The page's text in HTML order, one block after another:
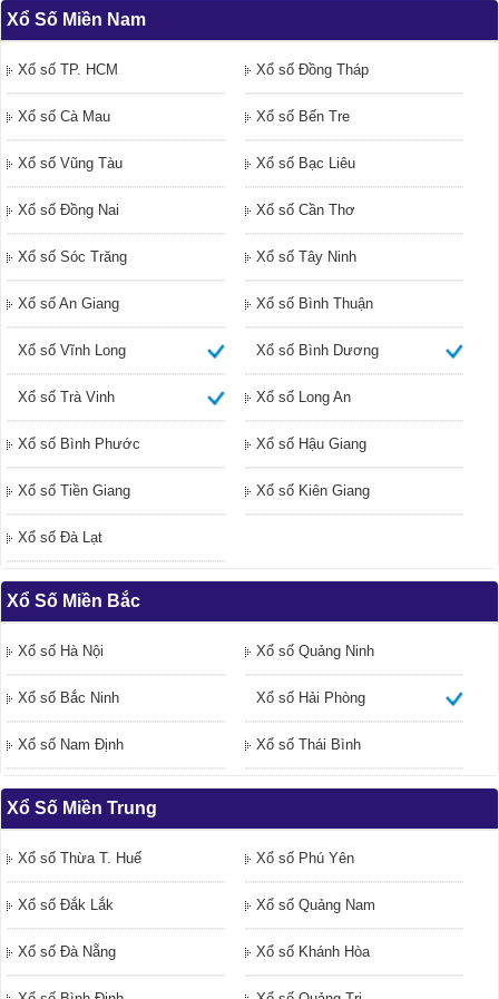
Xổ Số Miền Nam
Xổ số TP. HCM Xổ số Đồng Tháp
Xổ số Cà Mau Xổ số Bến Tre
Xổ số Vũng Tàu Xổ số Bạc Liêu
Xổ số Đồng Nai Xổ số Cần Thơ
Xổ số Sóc Trăng Xổ số Tây Ninh
Xổ số An Giang Xổ số Bình Thuận
Xổ số Vĩnh Long Xổ số Bình Dương
Xổ số Trà Vinh Xổ số Long An
Xổ số Bình Phước Xổ số Hậu Giang
Xổ số Tiền Giang Xổ số Kiên Giang
Xổ số Đà Lạt
Xổ Số Miền Bắc
Xổ số Hà Nội Xổ số Quảng Ninh
Xổ số Bắc Ninh Xổ số Hải Phòng
Xổ số Nam Định Xổ số Thái Bình
Xổ Số Miền Trung
Xổ số Thừa T. Huế Xổ số Phú Yên
Xổ số Đắk Lắk Xổ số Quảng Nam
Xổ số Đà Nẵng Xổ số Khánh Hòa